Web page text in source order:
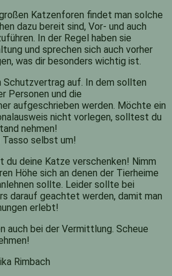
Katzenforen findet man solche
dazu bereit sind, Vor- und auch
In der Regel haben sie
und sprechen sich auch vorher
was dir besonders wichtig ist.
Schutzvertrag auf. In dem sollten
Personen und die
aufgeschrieben werden. Möchte ein
nicht vorlegen, solltest du
nehmen!
selbst um!
du deine Katze verschenken! Nimm
Höhe sich an denen der Tierheime
sollte. Leider sollte bei
darauf geachtet werden, damit man
erlebt!
auch bei der Vermittlung. Scheue
Rimbach